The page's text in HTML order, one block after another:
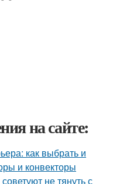
на сайте:
как выбрать и
и конвекторы
не тянуть с